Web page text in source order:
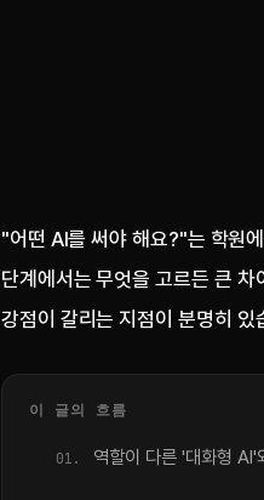
"어떤 AI를 써야 해요?"는 학원
단계에서는 무엇을 고르든 큰
강점이 갈리는 지점이 분명히
이 글의 흐름
역할이 다른 '대화형 AI'